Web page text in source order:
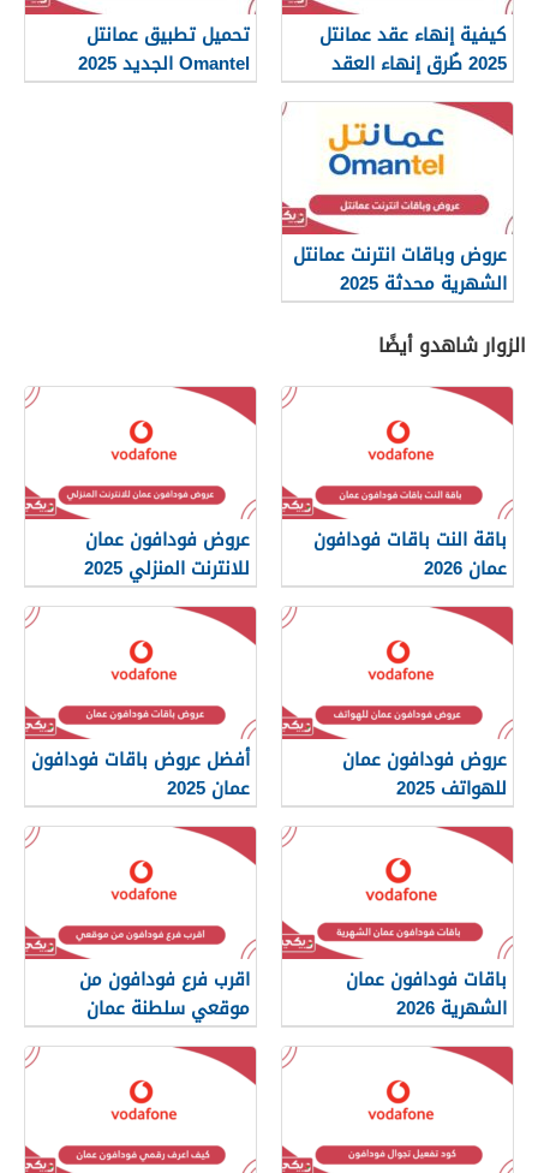
كيفية إنهاء عقد عمانتل
2025 طُرق إنهاء العقد
الصحيحة
تحميل تطبيق عمانتل
Omantel الجديد 2025
للآيفون والأندرويد
عروض وباقات انترنت عمانتل
الشهرية محدثة 2025
الزوار شاهدو أيضًا
باقة النت باقات فودافون
عمان 2026
عروض فودافون عمان
للانترنت المنزلي 2025
عروض فودافون عمان
للهواتف 2025
أفضل عروض باقات فودافون
عمان 2025
باقات فودافون عمان
الشهرية 2026
اقرب فرع فودافون من
موقعي سلطنة عمان